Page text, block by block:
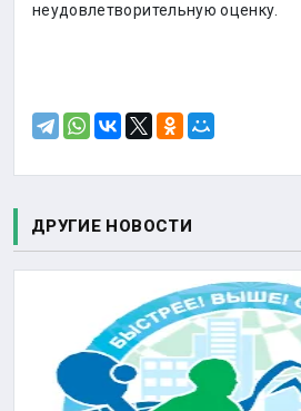
неудовлетворительную оценку.
ДРУГИЕ НОВОСТИ